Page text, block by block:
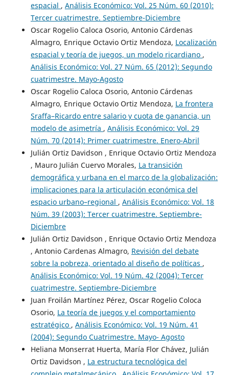
espacial , Análisis Económico: Vol. 25 Núm. 60 (2010):
Tercer cuatrimestre. Septiembre-Diciembre
Oscar Rogelio Caloca Osorio, Antonio Cárdenas
Almagro, Enrique Octavio Ortiz Mendoza, Localización
espacial y teoría de juegos, un modelo ricardiano ,
Análisis Económico: Vol. 27 Núm. 65 (2012): Segundo
cuatrimestre. Mayo-Agosto
Oscar Rogelio Caloca Osorio, Antonio Cárdenas
Almagro, Enrique Octavio Ortiz Mendoza, La frontera
Sraffa–Ricardo entre salario y cuota de ganancia, un
modelo de asimetría , Análisis Económico: Vol. 29
Núm. 70 (2014): Primer cuatrimestre. Enero-Abril
Julián Ortiz Davidson , Enrique Octavio Ortiz Mendoza
, Mauro Julián Cuervo Morales, La transición
demográfica y urbana en el marco de la globalización:
implicaciones para la articulación económica del
espacio urbano–regional , Análisis Económico: Vol. 18
Núm. 39 (2003): Tercer cuatrimestre. Septiembre-
Diciembre
Julián Ortiz Davidson , Enrique Octavio Ortiz Mendoza
, Antonio Cardenas Almagro, Revisión del debate
sobre la pobreza, orientado al diseño de políticas ,
Análisis Económico: Vol. 19 Núm. 42 (2004): Tercer
cuatrimestre. Septiembre-Diciembre
Juan Froilán Martínez Pérez, Oscar Rogelio Coloca
Osorio, La teoría de juegos y el comportamiento
estratégico , Análisis Económico: Vol. 19 Núm. 41
(2004): Segundo Cuatrimestre. Mayo- Agosto
Heliana Monserrat Huerta, María Flor Chávez, Julián
Ortiz Davidson , La estructura tecnológica del